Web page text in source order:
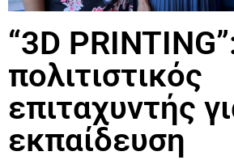
“3D
πολιτιστικός
επιταχυντής
εκπαίδευση